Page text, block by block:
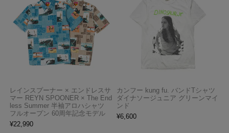
レインスプーナー × エンドレスサ
マー REYN SPOONER × The End
less Summer 半袖アロハシャツ
フルオープン 60周年記念モデル
¥22,990
カンフー kung fu. バンドTシャツ
ダイナソージュニア グリーンマイ
ンド
¥6,600